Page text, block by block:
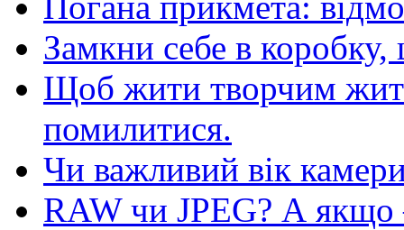
Замкни себе в
Щоб жити творчим
помилитися.
Чи важливий вік
RAW чи JPEG? А якщо